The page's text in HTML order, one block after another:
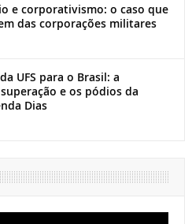
e corporativismo: o caso que
das corporações militares
UFS para o Brasil: a
e os pódios da
Dias